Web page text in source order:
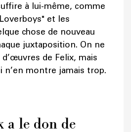
à lui-même, comme
et les
chose de nouveau
juxtaposition. On ne
de Felix, mais
n’en montre jamais trop.
a le don de